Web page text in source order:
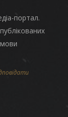
портал.